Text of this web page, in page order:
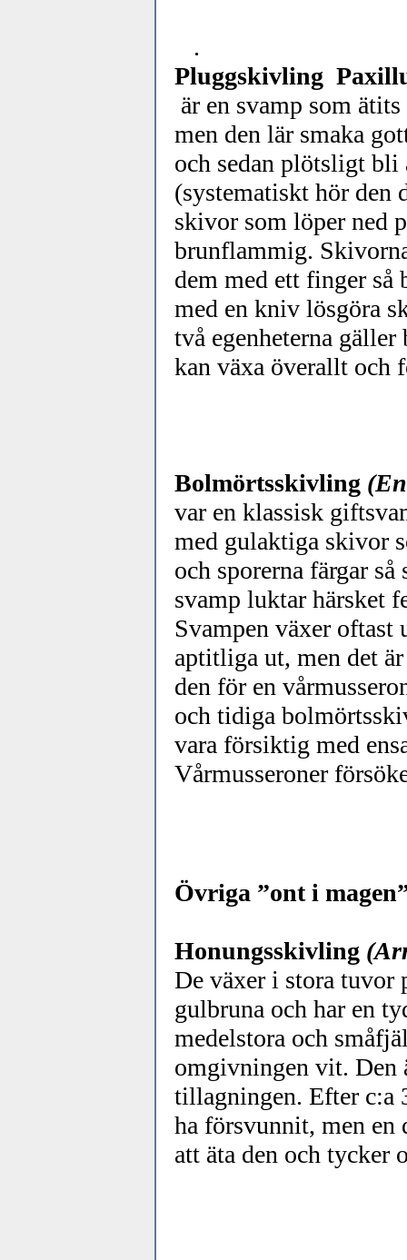
.
Pluggskivling
är en svamp som
men den lär smaka
och sedan plötsligt
(systematiskt hör den
skivor som löper ned
brunflammig.
dem med ett finger
med en kniv lösgöra
två egenheterna
kan växa överallt och
Bolmörtsskivling
var en klassisk
med gulaktiga skivor
och sporerna färgar
svamp luktar härsket
Svampen växer oftast
aptitliga ut, men det
den för en
och tidiga
vara försiktig med
Vårmusseroner
Övriga ”ont i
Honungsskivling
De växer i stora tuvor
gulbruna och har en
medelstora och
omgivningen vit. Den
tillagningen. Efter c:a
ha försvunnit, men en
att äta den och tycker